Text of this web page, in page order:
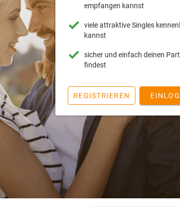
empfangen kannst
viele attraktive Singles
kannst
sicher und einfach deinen
findest
REGISTRIEREN